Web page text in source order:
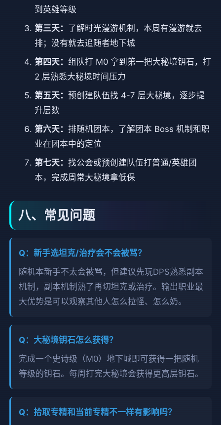
到英雄等级
第三天： 了解时光漫游机制，本周有漫游就去
排；没有就去追随者地下城
第四天： 组队打 M0 拿到第一把大秘境钥石，打
2 层熟悉大秘境时间压力
第五天： 预创建队伍找 4-7 层大秘境，逐步提
升层数
第六天： 排随机团本，了解团本 Boss 机制和职
业在团本中的定位
第七天： 找公会或预创建队伍打普通/英雄团
本，完成周常大秘境拿低保
八、常见问题
Q：新手选坦克/治疗会不会被骂？
随机本新手不太会被骂，但建议先玩DPS熟悉副本
机制，副本机制熟了再切坦克或治疗。输出职业最
大优势是可以观察其他人怎么拉怪、怎么奶。
Q：大秘境钥石怎么获得？
完成一个史诗级（M0）地下城即可获得一把随机
等级的钥石。每周打完大秘境会获得更高层钥石。
Q：拾取专精和当前专精不一样有影响吗？